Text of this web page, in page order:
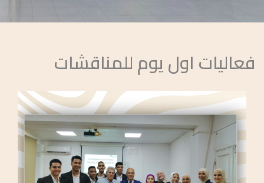
فعاليات اول يوم للمناقشات